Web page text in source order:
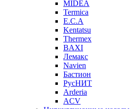
MIDEA
Termica
E.C.A
Kentatsu
Thermex
BAXI
Лемакс
Navien
Бастион
РусНИТ
Arderia
ACV